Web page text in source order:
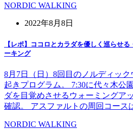
NORDIC WALKING
2022年8月8日
【レポ】ココロとカラダを優しく巡らせ
ーキング
8月7日（日）8回目のノルディッ
起きプログラム。 7:30に代々木公
ダを目覚めさせるウォーミングア
確認。 アスファルトの周回コー
NORDIC WALKING